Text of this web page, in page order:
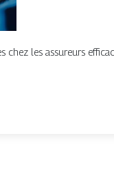
les assureurs